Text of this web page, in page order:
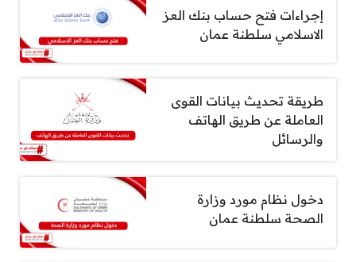
إجراءات فتح حساب بنك العز
الاسلامي سلطنة عمان
طريقة تحديث بيانات القوى
العاملة عن طريق الهاتف
والرسائل
دخول نظام مورد وزارة
الصحة سلطنة عمان